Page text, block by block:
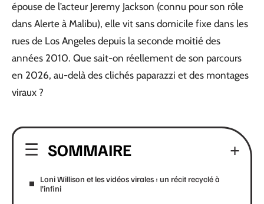
épouse de l’acteur Jeremy Jackson (connu pour son rôle
dans Alerte à Malibu), elle vit sans domicile fixe dans les
rues de Los Angeles depuis la seconde moitié des
années 2010. Que sait-on réellement de son parcours
en 2026, au-delà des clichés paparazzi et des montages
viraux ?
SOMMAIRE
Loni Willison et les vidéos virales : un récit recyclé à
l’infini